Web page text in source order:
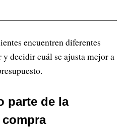
encuentren diferentes
y decidir cuál se ajusta mejor a
parte de la